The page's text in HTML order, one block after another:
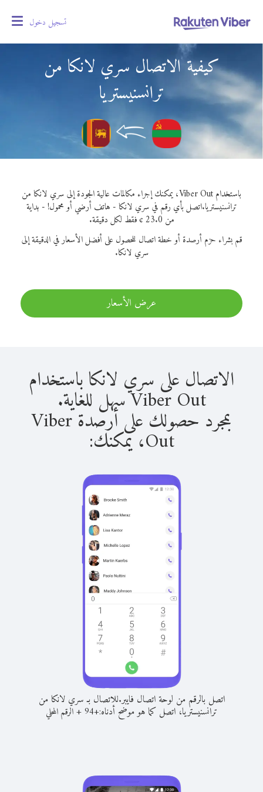
تسجيل دخول
كيفية الاتصال سري لانكا من
ترانسنيستريا
باستخدام Viber Out، يمكنك إجراء مكالمات عالية الجودة إلى سري لانكا من
ترانسنيستريا.اتصل بأي رقم في سري لانكا - هاتف أرضي أو محمول! - بداية
من 23.0 ¢ فقط لكل دقيقة.
قم بشراء حزم أرصدة أو خطة اتصال للحصول على أفضل الأسعار في الدقيقة إلى
سري لانكا.
عرض الأسعار
الاتصال على سري لانكا باستخدام
Viber Out سهل للغاية.
بمجرد حصولك على أرصدة Viber
Out، يمكنك:
اتصل بالرقم من لوحة اتصال فايبر.للاتصال بـ سري لانكا من
ترانسنيستريا، اتصل كما هو موضح أدناه:+
94
+الرقم المحلي